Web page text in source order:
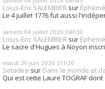
Loius-Eric SALEMBIER sur
Le 4 juillet 1776 fut aussi
samedi 04 juillet 2026 08h30
Loius-Eric SALEMBIER sur
Le sacre d'Hugues à Noyon
mardi 30 juin 2026 21h20
Setadire sur Dans le monde et
Qui est cette Laure TOGRAF